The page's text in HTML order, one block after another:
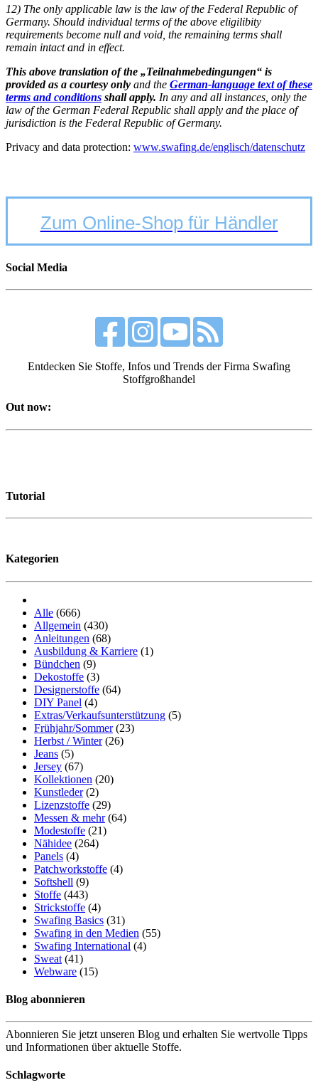
12) The only applicable law is the law of the Federal Republic of
Germany. Should individual terms of the above eligilibity
requirements become null and void, the remaining terms shall
remain intact and in effect.
This above translation of the „Teilnahmebedingungen“ is
provided as a courtesy only and the German-language text of these
terms and conditions shall apply. In any and all instances, only the
law of the German Federal Republic shall apply and the place of
jurisdiction is the Federal Republic of Germany.
Privacy and data protection: www.swafing.de/englisch/datenschutz
Zum Online-Shop für Händler
Social Media
Entdecken Sie Stoffe, Infos und Trends der Firma Swafing
Stoffgroßhandel
Out now:
Tutorial
Kategorien
Alle (666)
Allgemein (430)
Anleitungen (68)
Ausbildung & Karriere (1)
Bündchen (9)
Dekostoffe (3)
Designerstoffe (64)
DIY Panel (4)
Extras/Verkaufsunterstützung (5)
Frühjahr/Sommer (23)
Herbst / Winter (26)
Jeans (5)
Jersey (67)
Kollektionen (20)
Kunstleder (2)
Lizenzstoffe (29)
Messen & mehr (64)
Modestoffe (21)
Nähidee (264)
Panels (4)
Patchworkstoffe (4)
Softshell (9)
Stoffe (443)
Strickstoffe (4)
Swafing Basics (31)
Swafing in den Medien (55)
Swafing International (4)
Sweat (41)
Webware (15)
Blog abonnieren
Abonnieren Sie jetzt unseren Blog und erhalten Sie wertvolle Tipps
und Informationen über aktuelle Stoffe.
Schlagworte